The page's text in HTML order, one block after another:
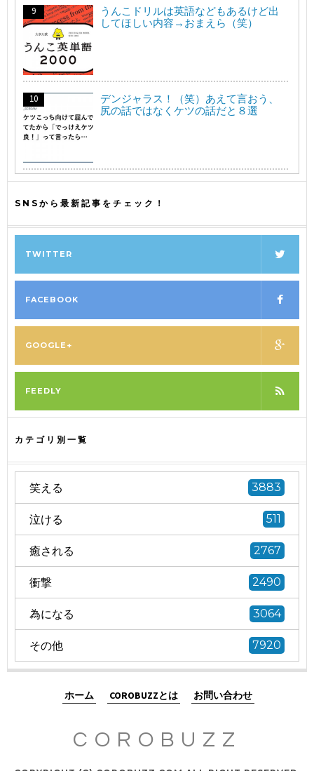
うんこドリルは英語などもあるけど出
してほしい内容→おまえら（笑）
デンジャラス！（笑）あえて言おう、
尻の話ではなくケツの話だと８選
SNSから最新記事をチェック！
TWITTER
FACEBOOK
GOOGLE+
FEEDLY
カテゴリ別一覧
笑える 3883
泣ける 511
癒される 2767
衝撃 2490
為になる 3064
その他 7920
ホーム COROBUZZとは お問い合わせ
COROBUZZ